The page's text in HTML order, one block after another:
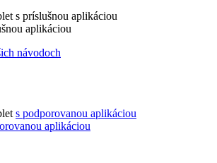
s príslušnou aplikáciou
aplikáciou
návodoch
s podporovanou aplikáciou
aplikáciou